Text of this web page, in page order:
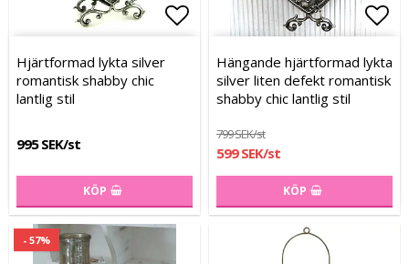
Lägg till i favoritlistan
Lägg till i favoritlistan
Hjärtformad lykta silver
romantisk shabby chic
lantlig stil
995 SEK/st
KÖP
Hängande hjärtformad lykta
silver liten defekt romantisk
shabby chic lantlig stil
799 SEK/st
599 SEK/st
KÖP
- 57%